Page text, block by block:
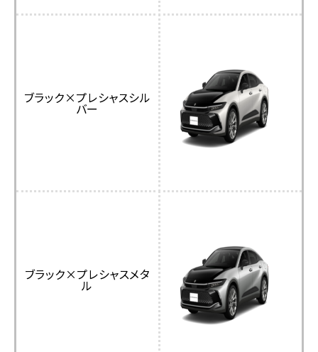
ブラック×プレシャスシル
バー
ブラック×プレシャスメタ
ル